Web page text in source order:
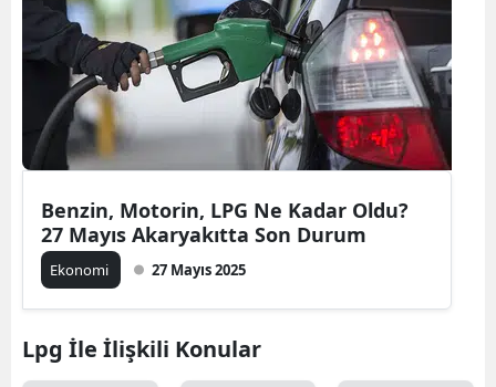
Benzin, Motorin, LPG Ne Kadar Oldu?
27 Mayıs Akaryakıtta Son Durum
Ekonomi 27 Mayıs 2025
Lpg İle İlişkili Konular